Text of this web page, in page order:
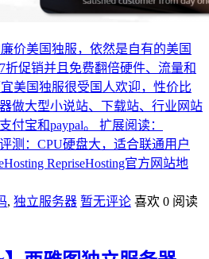
价美国独服，依然是自有的美国
折促销并且免费翻倍硬件、流量和
美国独服很受国人欢迎，性价比
做大型小说站、下载站、行业网站
付宝和paypal。 扩展阅读：
测：CPU硬盘大，适合联通用户
RepriseHosting官方网站地
, 独立服务器 暂无评论 喜欢 0 阅读